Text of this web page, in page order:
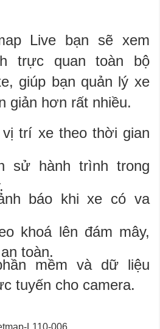
Live bạn sẽ xem
trực quan toàn bộ
giúp bạn quản lý xe
giản hơn rất nhiều.
trí xe theo thời gian
sử hành trình trong
báo khi xe có va
khoá lên đám mây,
toàn.
mềm và dữ liệu
tuyến cho camera.